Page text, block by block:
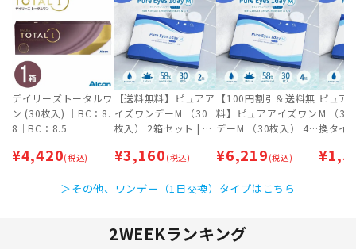
デイリーズトータルワ
ン (30枚入) ｜BC：8.
8｜BC：8.5
¥4,420(税込)
【送料無料】ピュアア
イズワンデーM （30
枚入） 2箱セット | 1
ー 【ネコポス専用
¥3,160 (税込)
【100円割引＆送料無
料】ピュアアイズワン
デーM （30枚入） 4
イプ | ワンデー 【ネ
函）】
¥6,219 (税込)
ピュア
M （30
換タイプ | ワ
ト投函
¥
＞その他、ワンデー（1日交換）タイプはこちら
2WEEKランキング